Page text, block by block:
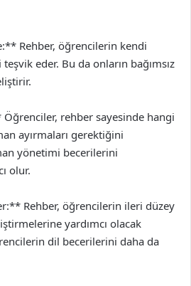
Rehber, öğrencilerin kendi
eder. Bu da onların bağımsız
rehber sayesinde hangi
ayırmaları gerektiğini
yönetimi becerilerini
olur.
Rehber, öğrencilerin ileri düzey
yardımcı olacak
dil becerilerini daha da